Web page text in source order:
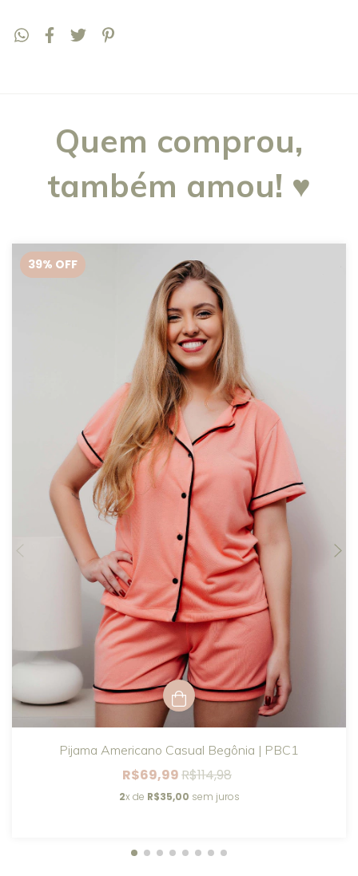
Quem comprou,
também amou! ♥
39% OFF
Pijama Americano Casual Begônia | PBC1
R$69,99R$114,98
2x de R$35,00 sem juros